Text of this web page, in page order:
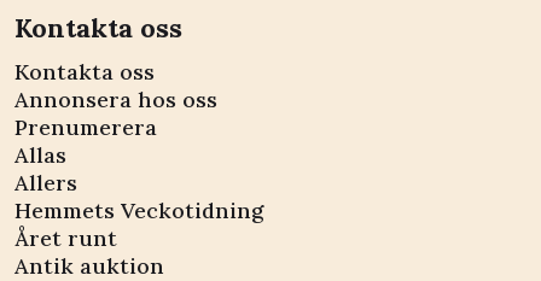
Kontakta oss
Kontakta oss
Annonsera hos oss
Prenumerera
Allas
Allers
Hemmets Veckotidning
Året runt
Antik auktion